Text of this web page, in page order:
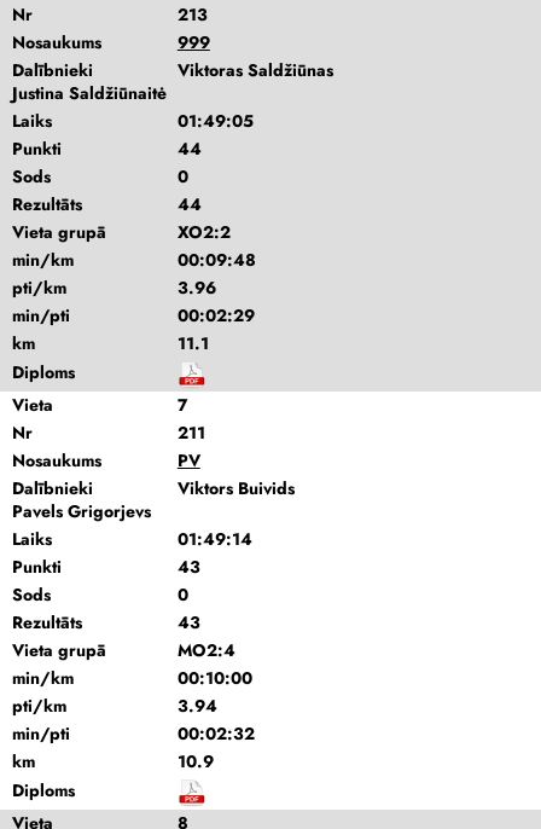
Nr
213
Nosaukums
999
Dalībnieki
Viktoras Saldžiūnas
Justina Saldžiūnaitė
Laiks
01:49:05
Punkti
44
Sods
0
Rezultāts
44
Vieta grupā
XO2:2
min/km
00:09:48
pti/km
3.96
min/pti
00:02:29
km
11.1
Diploms
Vieta
7
Nr
211
Nosaukums
PV
Dalībnieki
Viktors Buivids
Pavels Grigorjevs
Laiks
01:49:14
Punkti
43
Sods
0
Rezultāts
43
Vieta grupā
MO2:4
min/km
00:10:00
pti/km
3.94
min/pti
00:02:32
km
10.9
Diploms
Vieta
8